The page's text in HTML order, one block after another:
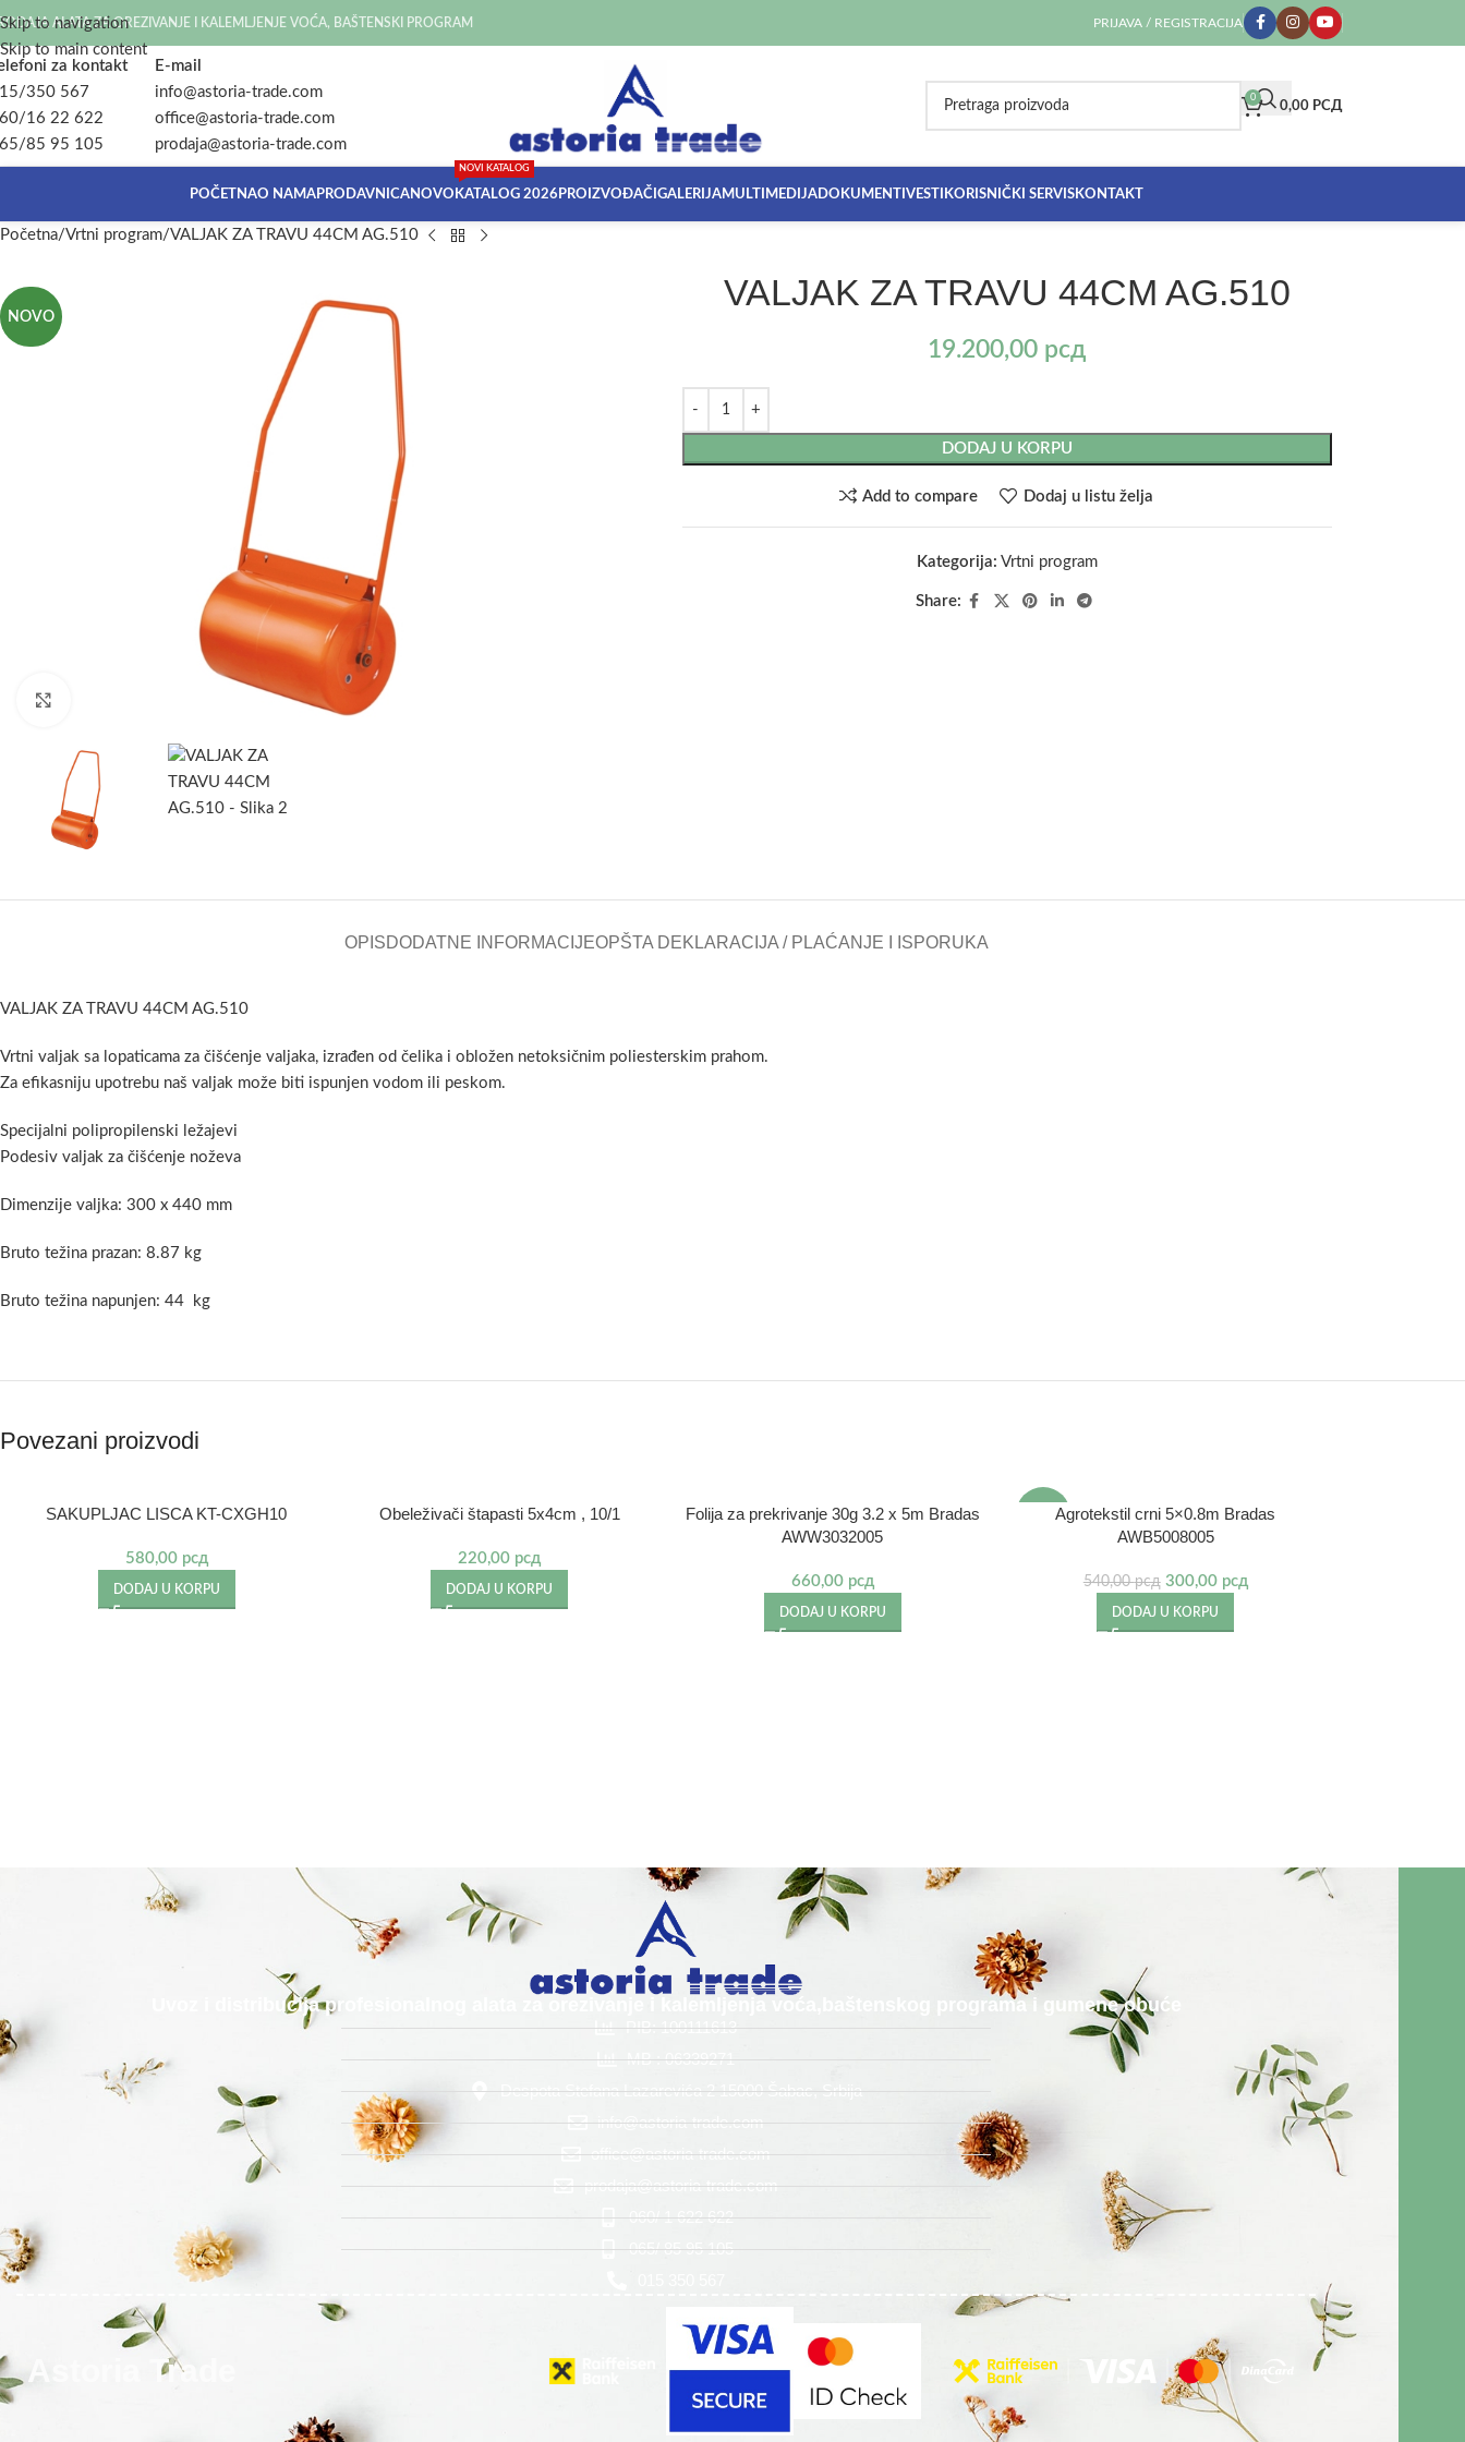
Skip to navigation
Skip to main content
ALATA ZA OREZIVANJE I KALEMLJENJE VOĆA, BAŠTENSKI PROGRAM PRIJAVA / REGISTRACIJA
za kontakt
350 567
16 22 622
85 95 105
E-mail
info@astoria-trade.com
office@astoria-trade.com
prodaja@astoria-trade.com
0
0,00 РСД
POČETNAO NAMAPRODAVNICANOVO KATALOG 2026
NOVI KATALOG
PROIZVOĐAČI GALERIJAMULTIMEDIJADOKUMENTI VESTI KORISNIČKI SERVISKONTAKT
Početna Vrtni program VALJAK ZA TRAVU 44CM AG.510
NOVO
VALJAK ZA TRAVU 44CM AG.510
19.200,00 рсд
DODAJ U KORPU
Add to compare Dodaj u listu želja
Kategorija: Vrtni program
Share:
OPISDODATNE INFORMACIJEOPŠTA DEKLARACIJA / PLAĆANJE I ISPORUKA
VALJAK ZA TRAVU 44CM AG.510
Vrtni valjak sa lopaticama za čišćenje valjaka, izrađen od čelika i obložen netoksičnim poliesterskim prahom.
Za efikasniju upotrebu naš valjak može biti ispunjen vodom ili peskom.
Specijalni polipropilenski ležajevi
Podesiv valjak za čišćenje noževa
Dimenzije valjka: 300 x 440 mm
Bruto težina prazan: 8.87 kg
Bruto težina napunjen: 44 kg
Povezani proizvodi
SAKUPLJAC LISCA KT-CXGH10
580,00 рсд
DODAJ U KORPU
Obeleživači štapasti 5x4cm , 10/1
220,00 рсд
DODAJ U KORPU
Folija za prekrivanje 30g 3.2 x 5m Bradas
AWW3032005
660,00 рсд
DODAJ U KORPU
-44%Agrotekstil crni 5×0.8m Bradas
AWB5008005
540,00рсд 300,00 рсд
DODAJ U KORPU
Uvoz i distribucija profesionalnog alata za orezivanje i kalemljenja voća,baštenskog programa i gumene obuće
PIB: 100111613
MB : 06339271
Despota Stefana Lazarevića 2 15000 Šabac, Srbija
info@astoria-trade.com
office@astoria-trade.com
prodaja@astoria-trade.com
060/ 1 622 622
065/ 85 95 105
Astoria Trade